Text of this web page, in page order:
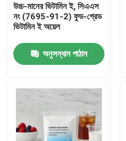
বাড়ি
উচ্চ-মানের ভিটামিন ই, সিএএস
নং (7695-91-2) ফুড-গ্রেড
ভিটামিন ই অয়েল
অনুসন্ধান পাঠান